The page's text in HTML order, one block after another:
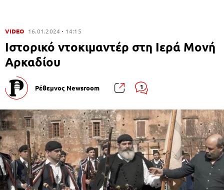
VIDEO 16.01.2024 14:15
Ιστορικό ντοκιμαντέρ στη Ιερά Μονή
Αρκαδίου
Ρέθεμνος Newsroom 1